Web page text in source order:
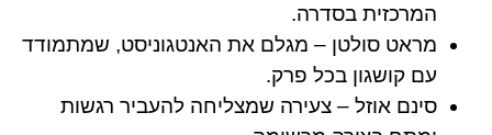
המרכזית בסדרה.
מראט סולטן – מגלם את האנטגוניסט, שמתמודד
עם קושגון בכל פרק.
סינם אוזל – צעירה שמצליחה להעביר רגשות